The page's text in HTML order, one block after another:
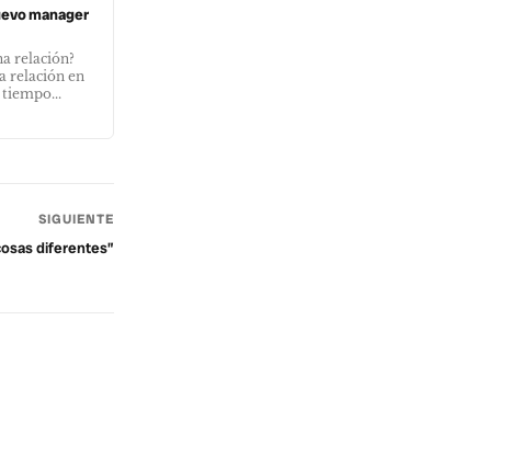
manager
relación?
relación en
tiempo...
SIGUIENTE
diferentes”